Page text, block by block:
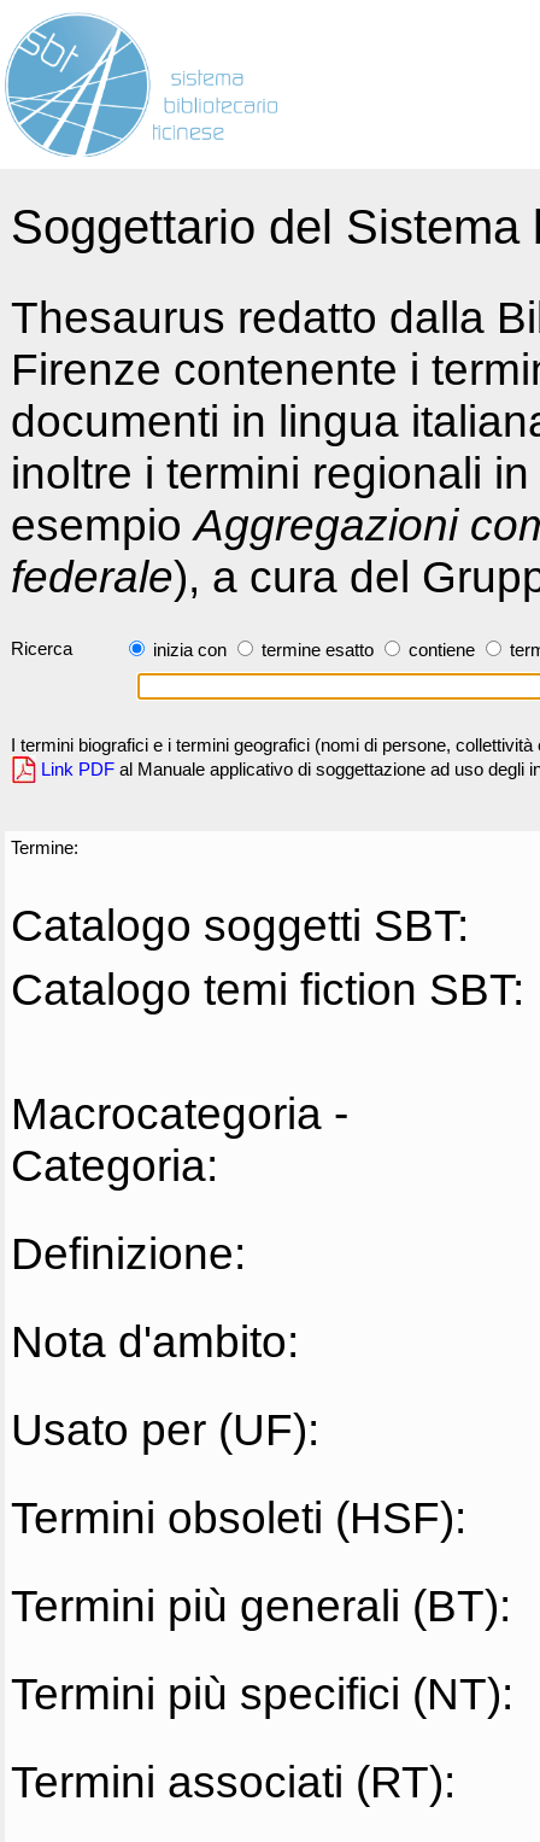
Soggettario del
Thesaurus redatto dalla
Firenze contenente i
documenti in lingua
inoltre i termini regionali
esempioAggregazioni
federale), a cura del
Ricerca inizia con termine esatto contiene
I termini biografici e i termini geografici (nomi di persone,
Link PDF al Manuale applicativo di soggettazione ad uso degli
Termine:
Catalogo soggetti SBT:
Catalogo temi fiction SBT:
Macrocategoria -
Categoria:
Definizione:
Nota d'ambito:
Usato per (UF):
Termini obsoleti (HSF):
Termini più generali (BT):
Termini più specifici (NT):
Termini associati (RT):